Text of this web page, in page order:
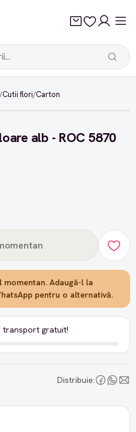
/Cutii flori/Carton
alb - ROC 5870
momentan. Adaugă-l la
pentru o alternativă.
transport gratuit!
Distribuie: